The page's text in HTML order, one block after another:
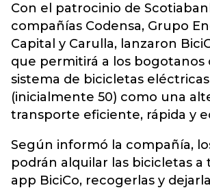
Con el patrocinio de
compañías Codensa, Grupo
Capital y Carulla, lanzaron
que permitirá a los bogotanos
sistema de bicicletas
(inicialmente 50) como una
transporte eficiente, rápida y
Según informó la compañía,
podrán alquilar las bicicletas a
app BiciCo, recogerlas y